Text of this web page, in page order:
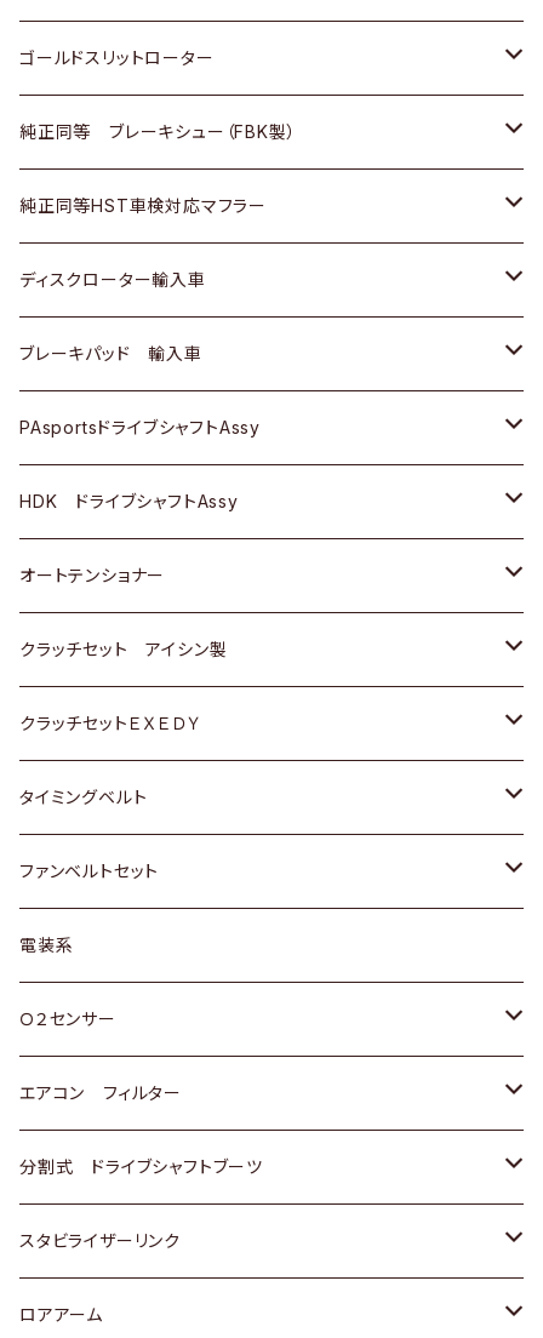
三菱ふそう
ＢＭＷ
三菱ふそう
その他
スバル
マツダ
三菱
スバル
三菱
ダイハツ
マツダ
三菱
スバル
日産
いすゞ
ダイハツ
マツダ
三菱
スバル
ＢＥＮＺ
スズキ
日産
ダイハツ
マツダ
三菱
スバル
ホンダ
日産
いすゞ
ダイハツ
マツダ
三菱
スバル
トヨタ
ホンダ
スズキ
日産
ダイハツ
マツダ
三菱
スバル
ゴールドスリットローター
トヨタ
ホンダ
スズキ
日産
ダイハツ
マツダ
三菱
スバル
純正同等 ブレーキシュー（FBK製）
ホンダ
スズキ
日産
ダイハツ
マツダ
三菱
スバル
純正同等HST車検対応マフラー
トヨタ
ホンダ
スズキ
日産
いすゞ
ダイハツ
マツダ
三菱
スバル
日野
ディスクローター輸入車
ＡＵＤＩ
ＢＥＮＺ
ＢＭＷ
GOLF
ＷＡＧＥＮ
アストロ（シボレー）
クライスラー
ブレーキパッド 輸入車
ＢＥＮＺ
ＢＭＷ
ＷＡＧＥＮ
ＶＯＬＶＯ
PAsportsドライブシャフトAssy
トヨタ
ホンダ
スズキ
日産
ダイハツ
マツダ
三菱
スバル
HDK ドライブシャフトAssy
スズキ
ダイハツ
日産
ホンダ
マツダ
オートテンショナー
トヨタ
クラッチセット アイシン製
ホンダ
スズキ
ダイハツ
マツダ
三菱
スバル
クラッチセットＥＸＥＤＹ
ホンダ
スズキ
日産
ダイハツ
マツダ
三菱
スバル
タイミングベルト
トヨタ
スズキ
ダイハツ
三菱
スバル
ファンベルトセット
トヨタ
ホンダ
スズキ
日産
いすゞ
ダイハツ
電装系
Ｏ２センサー
トヨタ
ホンダ
スズキ
日産
エアコン フィルター
トヨタ
ホンダ
スズキ
分割式 ドライブシャフトブーツ
トヨタ
ホンダ
スタビライザーリンク
トヨタ
ロアアーム